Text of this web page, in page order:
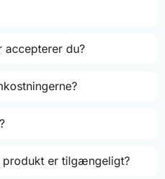
accepterer du?
er tilgængeligt?